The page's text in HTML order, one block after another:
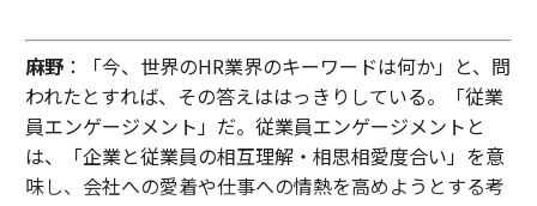
麻野：「今、世界のHR業界のキーワードは何か」と、問
われたとすれば、その答えははっきりしている。「従業
員エンゲージメント」だ。従業員エンゲージメントと
は、「企業と従業員の相互理解・相思相愛度合い」を意
味し、会社への愛着や仕事への情熱を高めようとする考